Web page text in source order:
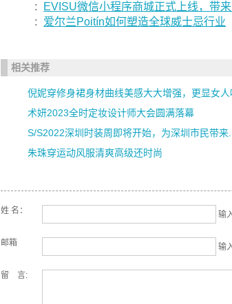
:
EVISU微信小程序商城正式上线，带
:
爱尔兰Poitín如何塑造全球威士忌行业
相关推荐
倪妮穿修身裙身材曲线美感大大增强，更显女人
术妍2023全时定妆设计师大会圆满落幕
S/S2022深圳时装周即将开始，为深圳市民带来...
朱珠穿运动风服清爽高级还时尚
姓 名： 输
邮箱 输
留 言: